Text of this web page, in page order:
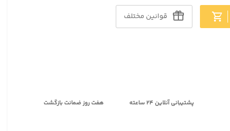
قوانین مختلف
پشتیبانی آنلاین ۲۴ ساعته هفت روز ضمانت بازگشت